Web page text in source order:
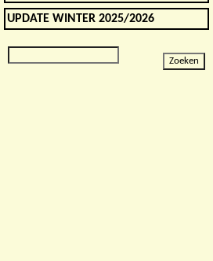
UPDATE WINTER 2025/2026